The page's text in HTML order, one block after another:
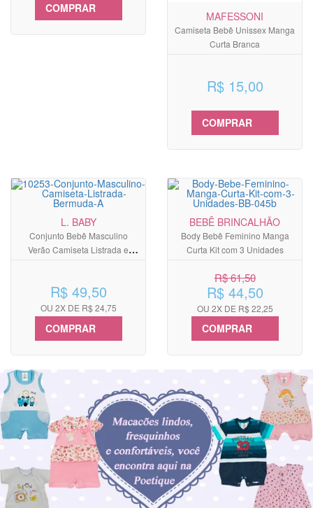
COMPRAR
MAFESSONI
Camiseta Bebê Unissex Manga
Curta Branca
R$ 15,00
COMPRAR
L. BABY
Conjunto Bebê Masculino
Verão Camiseta Listrada e
R$ 49,50
OU 2X DE R$ 24,75
COMPRAR
BEBÊ BRINCALHÃO
Body Bebê Feminino Manga
Curta Kit com 3 Unidades
R$ 61,50
R$ 44,50
OU 2X DE R$ 22,25
COMPRAR